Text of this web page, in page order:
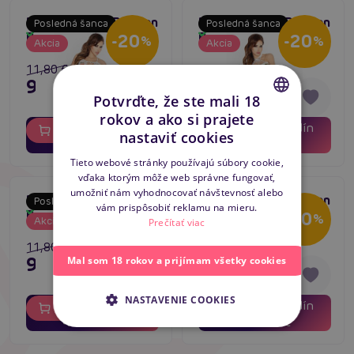
Posledná šanca
Akcia
-20%
01 11 hodín
Bodystocking Passion
BS024 biely
Skladom
11,80 €
9,44 €
Posledná šanca
Akcia
-20%
01 dní hodín
Bodystocking Passion
BS022 biely
Skladom
Do košíka
Posledná šanca
Akcia
-20 %
01 hodín
47
Bodystocking Passion
BS021 biely
Skladom
11,80 €
9,44 €
Do košíka
Posledná šanca
-20%
01 dní hodín
minút
Bodystocking Passion
BS020 biely
Skladom
11,80 €
9,44 €
CZECH
ENGLISH
Potvrďte, že ste mali 18
rokov a ako si prajete
nastaviť cookies
Tieto webové stránky používajú súbory cookie,
vďaka ktorým môže web správne fungovať,
umožniť nám vyhodnocovať návštevnosť alebo
vám prispôsobiť reklamu na mieru.
Prečítať viac
Mal som 18 rokov a prijímam všetky cookies
NASTAVENIE COOKIES